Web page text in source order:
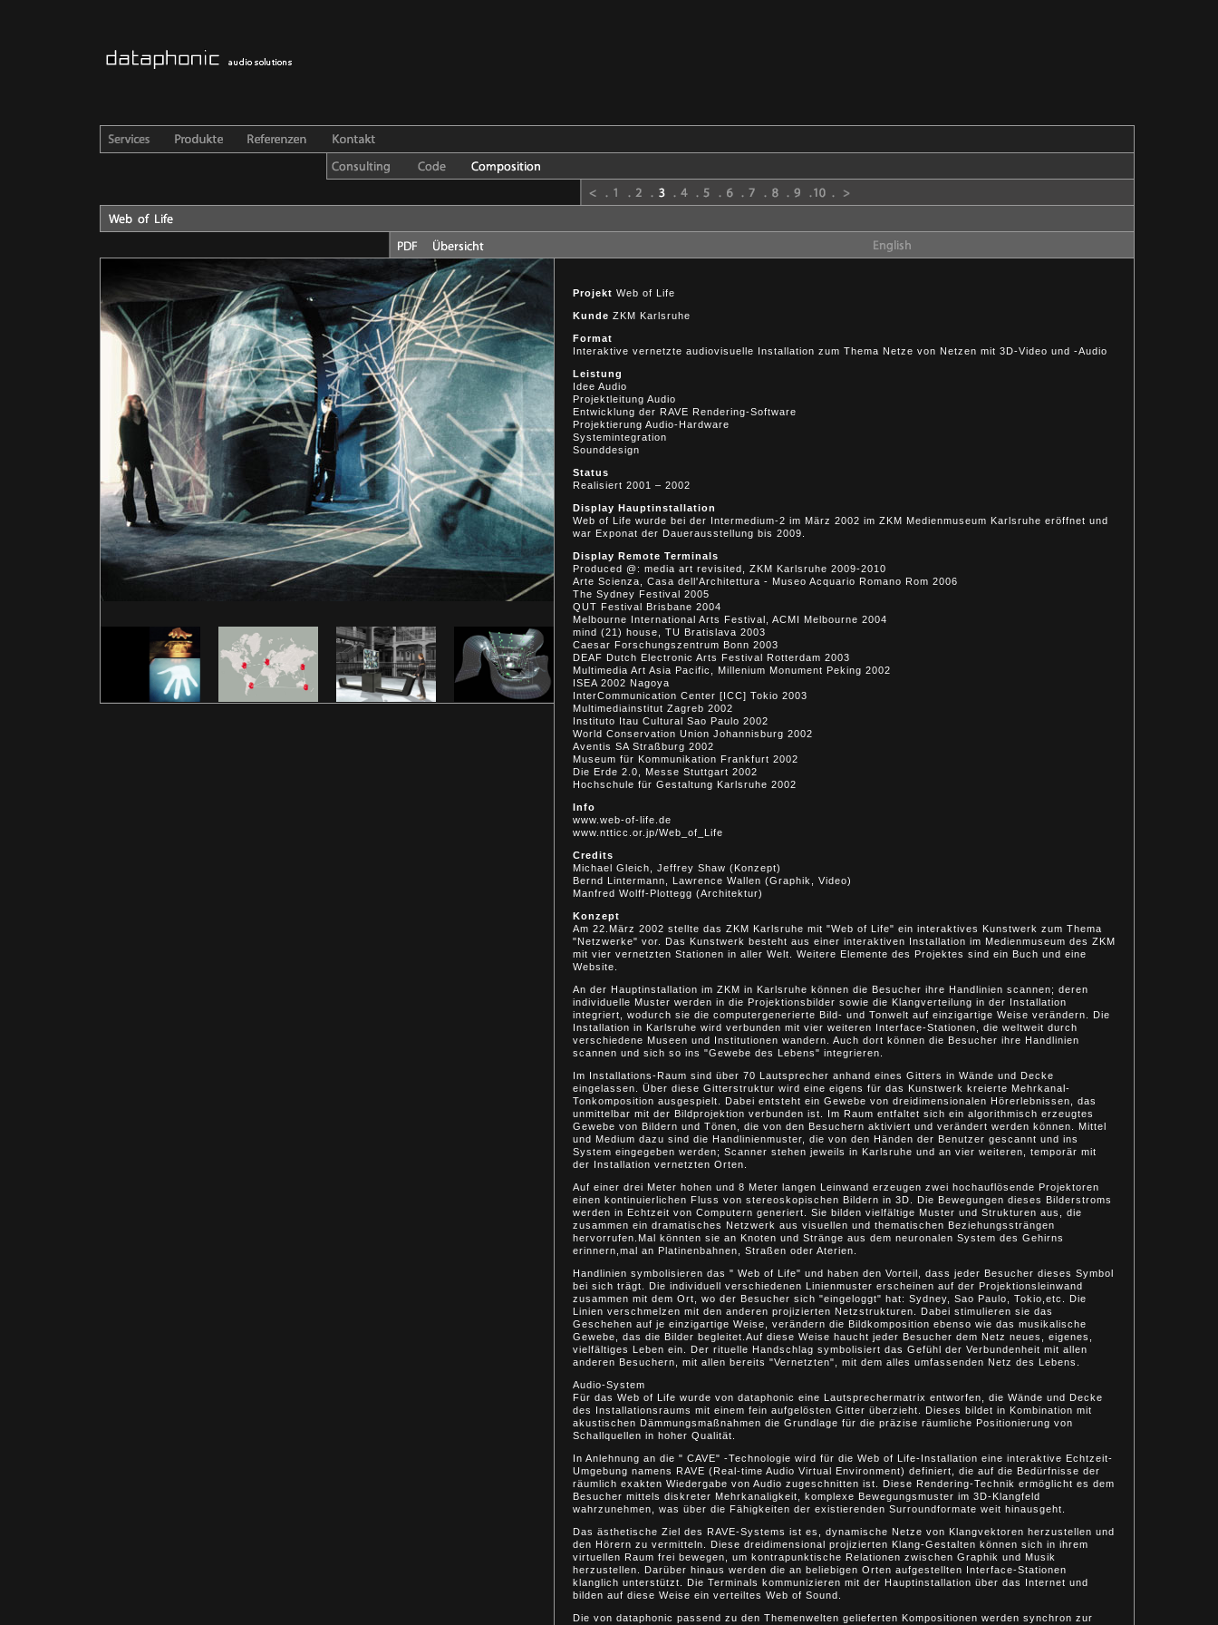
Projekt Web of Life
Kunde ZKM Karlsruhe
Format
Interaktive vernetzte audiovisuelle Installation zum Thema Netze von Netzen mit 3D-Video und -Audio
Leistung
Idee Audio
Projektleitung Audio
Entwicklung der RAVE Rendering-Software
Projektierung Audio-Hardware
Systemintegration
Sounddesign
Status
Realisiert 2001 – 2002
Display Hauptinstallation
Web of Life wurde bei der Intermedium-2 im März 2002 im ZKM Medienmuseum Karlsruhe eröffnet und
war Exponat der Dauerausstellung bis 2009.
Display Remote Terminals
Produced @: media art revisited, ZKM Karlsruhe 2009-2010
Arte Scienza, Casa dell'Architettura - Museo Acquario Romano Rom 2006
The Sydney Festival 2005
QUT Festival Brisbane 2004
Melbourne International Arts Festival, ACMI Melbourne 2004
mind (21) house, TU Bratislava 2003
Caesar Forschungszentrum Bonn 2003
DEAF Dutch Electronic Arts Festival Rotterdam 2003
Multimedia Art Asia Pacific, Millenium Monument Peking 2002
ISEA 2002 Nagoya
InterCommunication Center [ICC] Tokio 2003
Multimediainstitut Zagreb 2002
Instituto Itau Cultural Sao Paulo 2002
World Conservation Union Johannisburg 2002
Aventis SA Straßburg 2002
Museum für Kommunikation Frankfurt 2002
Die Erde 2.0, Messe Stuttgart 2002
Hochschule für Gestaltung Karlsruhe 2002
Info
www.web-of-life.de
www.ntticc.or.jp/Web_of_Life
Credits
Michael Gleich, Jeffrey Shaw (Konzept)
Bernd Lintermann, Lawrence Wallen (Graphik, Video)
Manfred Wolff-Plottegg (Architektur)
Konzept
Am 22.März 2002 stellte das ZKM Karlsruhe mit "Web of Life" ein interaktives Kunstwerk zum Thema
"Netzwerke" vor. Das Kunstwerk besteht aus einer interaktiven Installation im Medienmuseum des ZKM
mit vier vernetzten Stationen in aller Welt. Weitere Elemente des Projektes sind ein Buch und eine
Website.
An der Hauptinstallation im ZKM in Karlsruhe können die Besucher ihre Handlinien scannen; deren
individuelle Muster werden in die Projektionsbilder sowie die Klangverteilung in der Installation
integriert, wodurch sie die computergenerierte Bild- und Tonwelt auf einzigartige Weise verändern. Die
Installation in Karlsruhe wird verbunden mit vier weiteren Interface-Stationen, die weltweit durch
verschiedene Museen und Institutionen wandern. Auch dort können die Besucher ihre Handlinien
scannen und sich so ins "Gewebe des Lebens" integrieren.
Im Installations-Raum sind über 70 Lautsprecher anhand eines Gitters in Wände und Decke
eingelassen. Über diese Gitterstruktur wird eine eigens für das Kunstwerk kreierte Mehrkanal-
Tonkomposition ausgespielt. Dabei entsteht ein Gewebe von dreidimensionalen Hörerlebnissen, das
unmittelbar mit der Bildprojektion verbunden ist. Im Raum entfaltet sich ein algorithmisch erzeugtes
Gewebe von Bildern und Tönen, die von den Besuchern aktiviert und verändert werden können. Mittel
und Medium dazu sind die Handlinienmuster, die von den Händen der Benutzer gescannt und ins
System eingegeben werden; Scanner stehen jeweils in Karlsruhe und an vier weiteren, temporär mit
der Installation vernetzten Orten.
Auf einer drei Meter hohen und 8 Meter langen Leinwand erzeugen zwei hochauflösende Projektoren
einen kontinuierlichen Fluss von stereoskopischen Bildern in 3D. Die Bewegungen dieses Bilderstroms
werden in Echtzeit von Computern generiert. Sie bilden vielfältige Muster und Strukturen aus, die
zusammen ein dramatisches Netzwerk aus visuellen und thematischen Beziehungssträngen
hervorrufen.Mal könnten sie an Knoten und Stränge aus dem neuronalen System des Gehirns
erinnern,mal an Platinenbahnen, Straßen oder Aterien.
Handlinien symbolisieren das " Web of Life" und haben den Vorteil, dass jeder Besucher dieses Symbol
bei sich trägt. Die individuell verschiedenen Linienmuster erscheinen auf der Projektionsleinwand
zusammen mit dem Ort, wo der Besucher sich "eingeloggt" hat: Sydney, Sao Paulo, Tokio,etc. Die
Linien verschmelzen mit den anderen projizierten Netzstrukturen. Dabei stimulieren sie das
Geschehen auf je einzigartige Weise, verändern die Bildkomposition ebenso wie das musikalische
Gewebe, das die Bilder begleitet.Auf diese Weise haucht jeder Besucher dem Netz neues, eigenes,
vielfältiges Leben ein. Der rituelle Handschlag symbolisiert das Gefühl der Verbundenheit mit allen
anderen Besuchern, mit allen bereits "Vernetzten", mit dem alles umfassenden Netz des Lebens.
Audio-System
Für das Web of Life wurde von dataphonic eine Lautsprechermatrix entworfen, die Wände und Decke
des Installationsraums mit einem fein aufgelösten Gitter überzieht. Dieses bildet in Kombination mit
akustischen Dämmungsmaßnahmen die Grundlage für die präzise räumliche Positionierung von
Schallquellen in hoher Qualität.
In Anlehnung an die " CAVE" -Technologie wird für die Web of Life-Installation eine interaktive Echtzeit-
Umgebung namens RAVE (Real-time Audio Virtual Environment) definiert, die auf die Bedürfnisse der
räumlich exakten Wiedergabe von Audio zugeschnitten ist. Diese Rendering-Technik ermöglicht es dem
Besucher mittels diskreter Mehrkanaligkeit, komplexe Bewegungsmuster im 3D-Klangfeld
wahrzunehmen, was über die Fähigkeiten der existierenden Surroundformate weit hinausgeht.
Das ästhetische Ziel des RAVE-Systems ist es, dynamische Netze von Klangvektoren herzustellen und
den Hörern zu vermitteln. Diese dreidimensional projizierten Klang-Gestalten können sich in ihrem
virtuellen Raum frei bewegen, um kontrapunktische Relationen zwischen Graphik und Musik
herzustellen. Darüber hinaus werden die an beliebigen Orten aufgestellten Interface-Stationen
klanglich unterstützt. Die Terminals kommunizieren mit der Hauptinstallation über das Internet und
bilden auf diese Weise ein verteiltes Web of Sound.
Die von dataphonic passend zu den Themenwelten gelieferten Kompositionen werden synchron zur